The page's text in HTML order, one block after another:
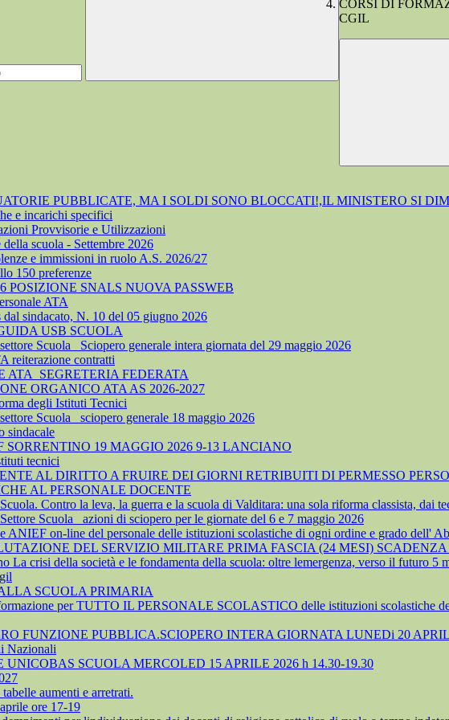
CORSI DI
CGIL
PUBBLICATE, MA I SOLDI SONO BLOCCATI!,IL MINISTERO SI
e incarichi specifici
Provvisorie e Utilizzazioni
scuola - Settembre 2026
e immissioni in ruolo A.S. 2026/27
150 preferenze
POSIZIONE SNALS NUOVA PASSWEB
ATA
sindacato, N. 10 del 05 giugno 2026
USB SCUOLA
Scuola_ Sciopero generale intera giornata del 29 maggio 2026
reiterazione contratti
ATA_SEGRETERIA FEDERATA
ORGANICO ATA AS 2026-2027
degli Istituti Tecnici
Scuola_ sciopero generale 18 maggio 2026
sindacale
19 MAGGIO 2026 9-13 LANCIANO
tecnici
AL DIRITTO A FRUIRE DEI GIORNI RETRIBUITI DI PERMESSO
AL PERSONALE DOCENTE
Contro la leva, la guerra e la scuola di Valditara: una sola riforma classista, dai
Scuola_ azioni di sciopero per le giornate del 6 e 7 maggio 2026
ANIEF on-line del personale delle istituzioni scolastiche di ogni ordine e grado dell'
DEL SERVIZIO MILITARE PRIMA FASCIA (24 MESI) SCADENZA
La crisi della società e le fondamenta della scuola: oltre lemergenza, verso il futuro 5
SCUOLA PRIMARIA
per TUTTO IL PERSONALE SCOLASTICO delle istituzioni scolastiche
FUNZIONE PUBBLICA.SCIOPERO INTERA GIORNATA LUNEDi 20
Nazionali
SCUOLA MERCOLED 15 APRILE 2026 h 14.30-19.30
aumenti e arretrati.
ore 17-19